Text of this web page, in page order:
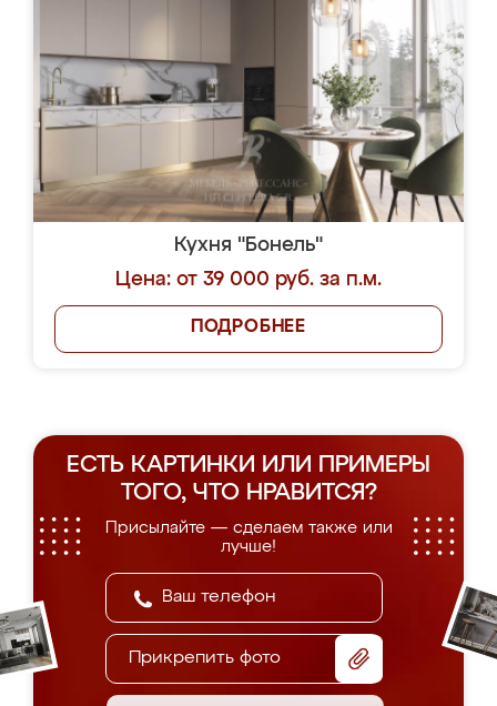
Кухня "Бонель"
Цена: от 39 000 руб. за п.м.
ПОДРОБНЕЕ
ЕСТЬ КАРТИНКИ ИЛИ ПРИМЕРЫ
ТОГО, ЧТО НРАВИТСЯ?
Присылайте — сделаем также или
лучше!
Прикрепить фото